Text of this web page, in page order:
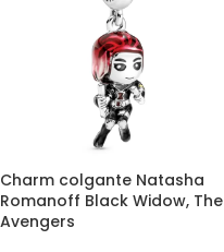
Charm colgante Natasha
Romanoff Black Widow, The
Avengers